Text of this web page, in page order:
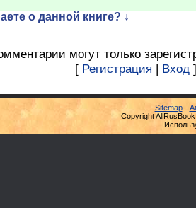
о данной книге? ↓
могут только
[ Регистрация | Вход ]
Sitemap-
Copyright